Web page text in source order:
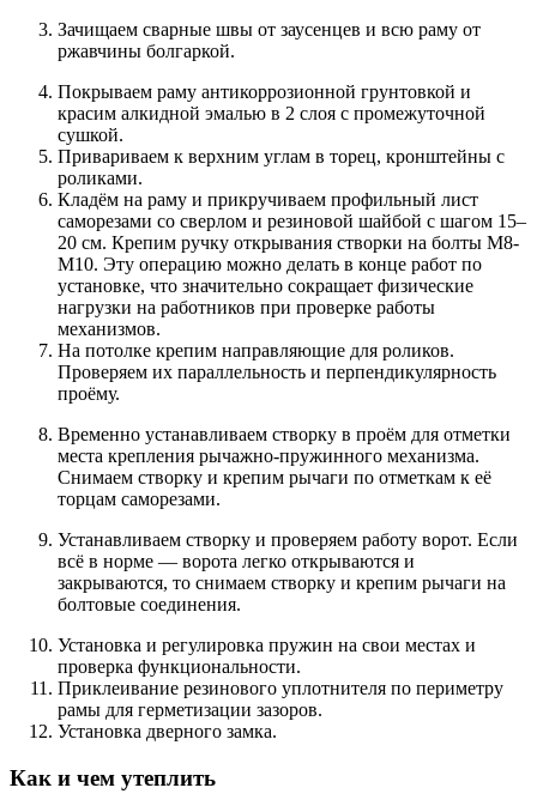
Зачищаем сварные швы от заусенцев и всю раму от
ржавчины болгаркой.
Покрываем раму антикоррозионной грунтовкой и
красим алкидной эмалью в 2 слоя с промежуточной
сушкой.
Привариваем к верхним углам в торец, кронштейны с
роликами.
Кладём на раму и прикручиваем профильный лист
саморезами со сверлом и резиновой шайбой с шагом 15–
20 см. Крепим ручку открывания створки на болты М8-
М10. Эту операцию можно делать в конце работ по
установке, что значительно сокращает физические
нагрузки на работников при проверке работы
механизмов.
На потолке крепим направляющие для роликов.
Проверяем их параллельность и перпендикулярность
проёму.
Временно устанавливаем створку в проём для отметки
места крепления рычажно-пружинного механизма.
Снимаем створку и крепим рычаги по отметкам к её
торцам саморезами.
Устанавливаем створку и проверяем работу ворот. Если
всё в норме — ворота легко открываются и
закрываются, то снимаем створку и крепим рычаги на
болтовые соединения.
Установка и регулировка пружин на свои местах и
проверка функциональности.
Приклеивание резинового уплотнителя по периметру
рамы для герметизации зазоров.
Установка дверного замка.
Как и чем утеплить